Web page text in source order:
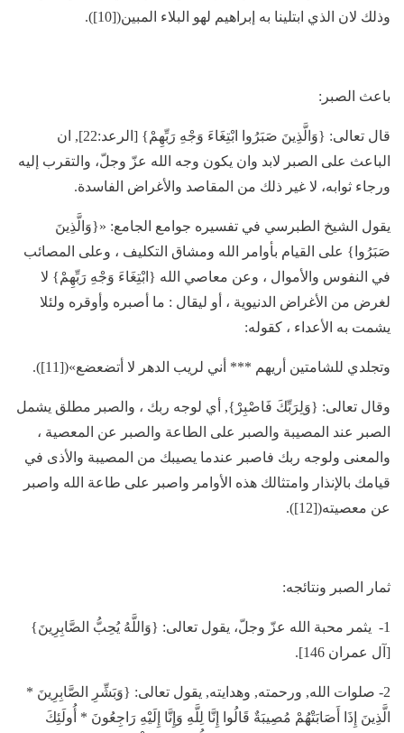
وذلك لان الذي ابتلينا به إبراهيم لهو البلاء المبين([10]).
باعث الصبر:
قال تعالى: {وَالَّذِينَ صَبَرُوا ابْتِغَاءَ وَجْهِ رَبِّهِمْ} [الرعد:22], ان
الباعث على الصبر لابد وان يكون وجه الله عزّ وجلّ، والتقرب إليه
ورجاء ثوابه، لا غير ذلك من المقاصد والأغراض الفاسدة.
يقول الشيخ الطبرسي في تفسيره جوامع الجامع: «{وَالَّذِينَ
صَبَرُوا} على القيام بأوامر الله ومشاق التكليف ، وعلى المصائب
في النفوس والأموال ، وعن معاصي الله {ابْتِغَاءَ وَجْهِ رَبِّهِمْ} لا
لغرض من الأغراض الدنيوية ، أو ليقال : ما أصبره وأوقره ولئلا
يشمت به الأعداء ، كقوله:
وتجلدي للشامتين أريهم *** أني لريب الدهر لا أتضعضع»([11]).
وقال تعالى: {وَلِرَبِّكَ فَاصْبِرْ}, أي لوجه ربك ، والصبر مطلق يشمل
الصبر عند المصيبة والصبر على الطاعة والصبر عن المعصية ،
والمعنى ولوجه ربك فاصبر عندما يصيبك من المصيبة والأذى في
قيامك بالإنذار وامتثالك هذه الأوامر واصبر على طاعة الله واصبر
عن معصيته([12]).
ثمار الصبر ونتائجه:
1- يثمر محبة الله عزّ وجلّ، يقول تعالى: {وَاللَّهُ يُحِبُّ الصَّابِرِينَ}
[آل عمران 146].
2- صلوات الله, ورحمته, وهدايته, يقول تعالى: {وَبَشِّرِ الصَّابِرِينَ *
الَّذِينَ إِذَا أَصَابَتْهُمْ مُصِيبَةٌ قَالُوا إِنَّا لِلَّهِ وَإِنَّا إِلَيْهِ رَاجِعُونَ * أُولَئِكَ